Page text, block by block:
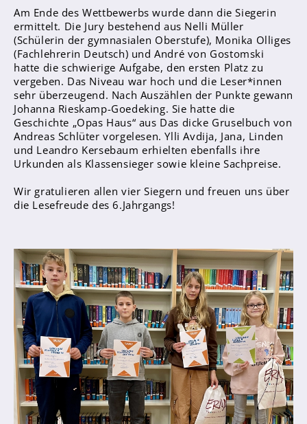
Informatik
Differenzierung
Inklusion
Fächer
Berufsorientierung
Anprechpartner
Konzept für die Berufsberatung in den
Jahrgängen 7 - 10
Berufsberatung
Kooperationspartner
Bilingualer Unterricht
Laufbahn und Abschlüsse
FHR und Abitur
Einführungsphase
Qualifikationsphase
Am Ende des Wettbewerbs wurde dann die Siegerin
ermittelt. Die Jury bestehend aus Nelli Müller
(Schülerin der gymnasialen Oberstufe), Monika Olliges
(Fachlehrerin Deutsch) und André von Gostomski
hatte die schwierige Aufgabe, den ersten Platz zu
vergeben. Das Niveau war hoch und die Leser*innen
sehr überzeugend. Nach Auszählen der Punkte gewann
Johanna Rieskamp-Goedeking. Sie hatte die
Geschichte „Opas Haus“ aus Das dicke Gruselbuch von
Andreas Schlüter vorgelesen. Ylli Avdija, Jana, Linden
und Leandro Kersebaum erhielten ebenfalls ihre
Urkunden als Klassensieger sowie kleine Sachpreise.
Wir gratulieren allen vier Siegern und freuen uns über
die Lesefreude des 6.Jahrgangs!